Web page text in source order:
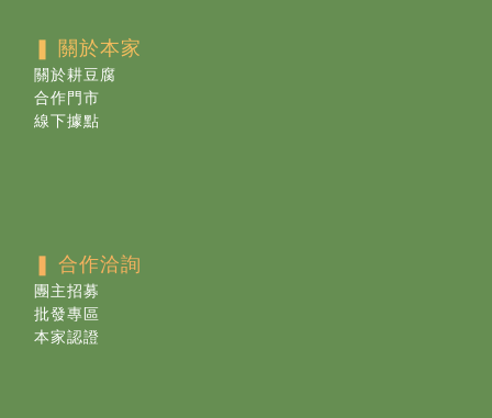
❚ 關於本家
關於耕豆腐
合作門市
線下據點
❚ 合作洽詢
團主招募
批發專區
本家認證